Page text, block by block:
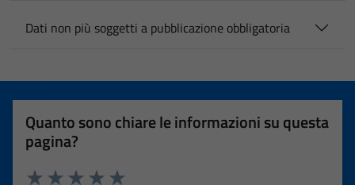
Dati non più soggetti a pubblicazione obbligatoria
Quanto sono chiare le informazioni su questa
pagina?